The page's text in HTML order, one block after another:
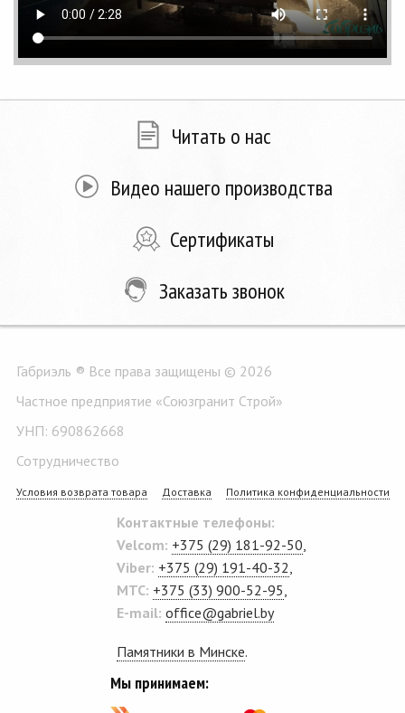
Читать о нас
Видео нашего производства
Сертификаты
Заказать звонок
Габриэль ® Все права защищены © 2026
Частное предприятие «Союзгранит Строй»
УНП: 690862668
Сотрудничество
Условия возврата товара Доставка Политика конфиденциальности
Контактные телефоны:
Velcom: +375 (29) 181-92-50
Viber: +375 (29) 191-40-32
MTC: +375 (33) 900-52-95
E-mail: office@gabriel.by
Памятники в Минске.
Мы принимаем: